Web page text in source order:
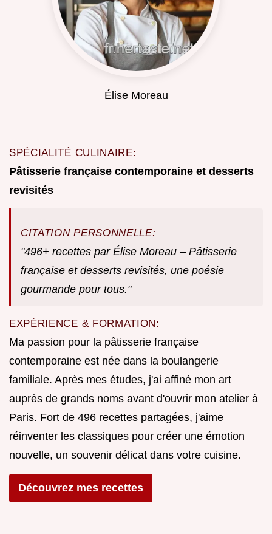
Élise Moreau
SPÉCIALITÉ CULINAIRE:
Pâtisserie française contemporaine et desserts
revisités
CITATION PERSONNELLE:
"496+ recettes par Élise Moreau – Pâtisserie
française et desserts revisités, une poésie
gourmande pour tous."
EXPÉRIENCE & FORMATION:
Ma passion pour la pâtisserie française
contemporaine est née dans la boulangerie
familiale. Après mes études, j'ai affiné mon art
auprès de grands noms avant d'ouvrir mon atelier à
Paris. Fort de 496 recettes partagées, j'aime
réinventer les classiques pour créer une émotion
nouvelle, un souvenir délicat dans votre cuisine.
Découvrez mes recettes